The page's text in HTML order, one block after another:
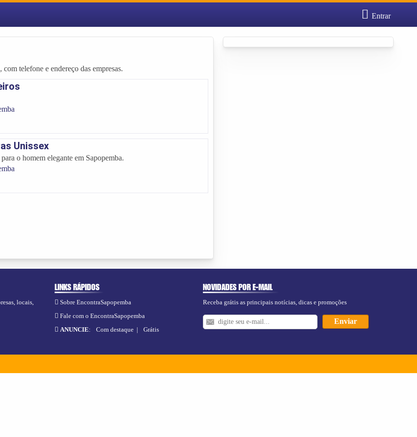
Entrar
com telefone e endereço das empresas.
Unissex
o homem elegante em Sapopemba.
locais,
LINKS RÁPIDOS
Sobre EncontraSapopemba
Fale com o EncontraSapopemba
ANUNCIE: Com destaque | Grátis
NOVIDADES POR E-MAIL
Receba grátis as principais notícias, dicas e promoções